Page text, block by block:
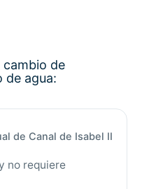
cambio de
de agua:
de Canal de Isabel II
no requiere